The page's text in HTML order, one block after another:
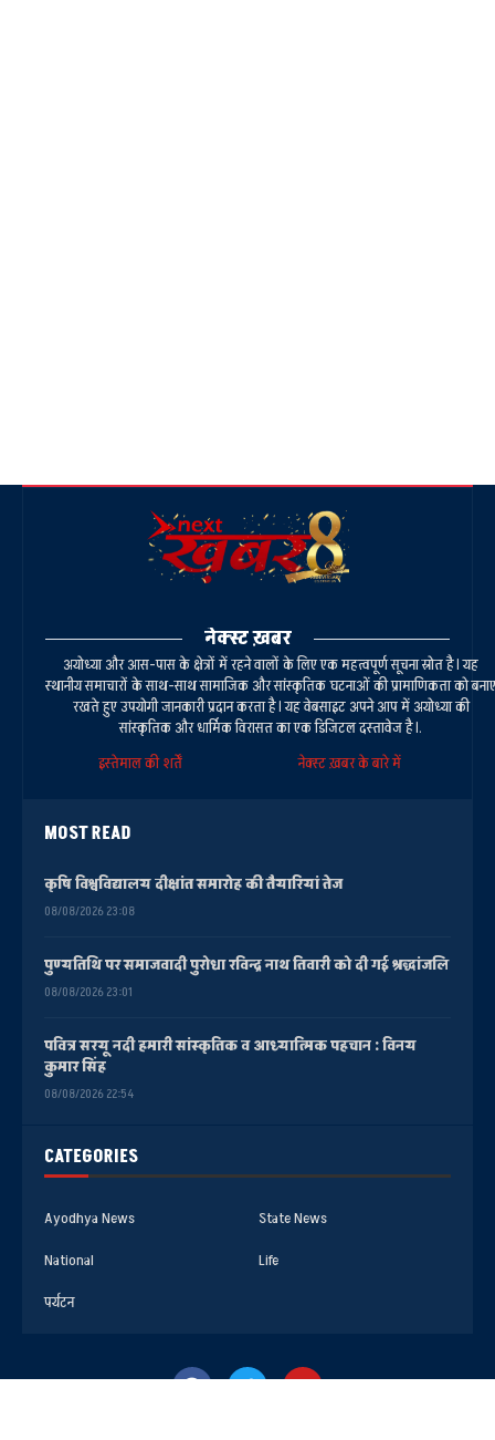
CATEGORIES
Ayodhya News
State News
National
Life
पर्यटन
नेक्स्ट ख़बर
अयोध्या और आस-पास के क्षेत्रों में रहने वालों के लिए एक महत्वपूर्ण सूचना स्रोत है। यह
स्थानीय समाचारों के साथ-साथ सामाजिक और सांस्कृतिक घटनाओं की प्रामाणिकता को बनाए
रखते हुए उपयोगी जानकारी प्रदान करता है। यह वेबसाइट अपने आप में अयोध्या की
सांस्कृतिक और धार्मिक विरासत का एक डिजिटल दस्तावेज है।.
इस्तेमाल की शर्तें
नेक्स्ट ख़बर के बारे में
MOST READ
कृषि विश्वविद्यालय दीक्षांत समारोह की तैयारियां तेज
08/08/2026 23:08
पुण्यतिथि पर समाजवादी पुरोधा रविन्द्र नाथ तिवारी को दी गई श्रद्धांजलि
08/08/2026 23:01
पवित्र सरयू नदी हमारी सांस्कृतिक व आध्यात्मिक पहचान : विनय
कुमार सिंह
08/08/2026 22:54